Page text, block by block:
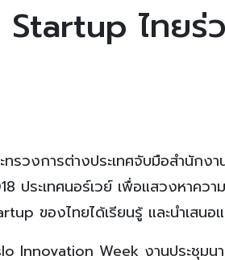
Startup ไทยร่
ทรวงการต่างประเทศจับมือสำนัก
ประเทศนอร์เวย์ เพื่อแสวงหาคว
ของไทยได้เรียนรู้ และนำเสน
Innovation Week งานประชุมน